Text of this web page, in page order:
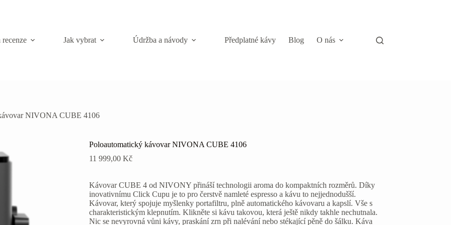
recenze Jak vybrat Údržba a návody Předplatné kávy Blog O nás
NIVONA CUBE 4106
Poloautomatický kávovar NIVONA CUBE 4106
11 999,00 Kč
Kávovar CUBE 4 od NIVONY přináší technologii aroma do kompaktních rozměrů. Díky
inovativnímu Click Cupu je to pro čerstvě namleté espresso a kávu to nejjednodušší.
Kávovar, který spojuje myšlenky portafiltru, plně automatického kávovaru a kapslí. Vše s
charakteristickým klepnutím. Klikněte si kávu takovou, která ještě nikdy takhle nechutnala.
Nic se nevyrovná vůni kávy, praskání zrn při nalévání nebo stékající pěně do šálku. Káva